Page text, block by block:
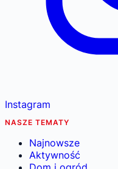
Instagram
NASZE TEMATY
Najnowsze
Aktywność